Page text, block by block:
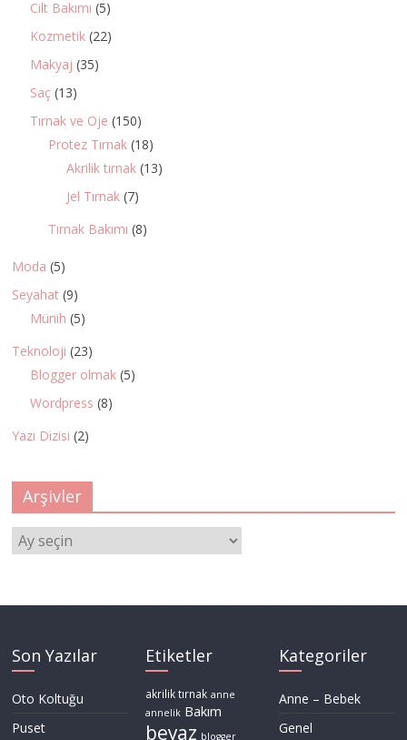
Cilt Bakımı (5)
Kozmetik (22)
Makyaj (35)
Saç (13)
Tırnak ve Oje (150)
Protez Tırnak (18)
Akrilik tırnak (13)
Jel Tırnak (7)
Tırnak Bakımı (8)
Moda (5)
Seyahat (9)
Münih (5)
Teknoloji (23)
Blogger olmak (5)
Wordpress (8)
Yazı Dizisi (2)
Arşivler
Arşivler
Son Yazılar
Oto Koltuğu
Puset
Etiketler
akrilik tırnak anne
annelik Bakım
beyaz blogger
Kategoriler
Anne – Bebek
Genel